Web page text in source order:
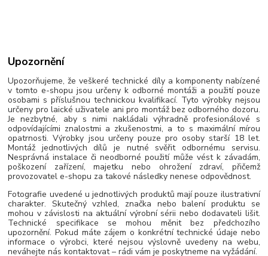
Upozornění
Upozorňujeme, že veškeré technické díly a komponenty nabízené
v tomto e-shopu jsou určeny k odborné montáži a použití pouze
osobami s příslušnou technickou kvalifikací. Tyto výrobky nejsou
určeny pro laické uživatele ani pro montáž bez odborného dozoru.
Je nezbytné, aby s nimi nakládali výhradně profesionálové s
odpovídajícími znalostmi a zkušenostmi, a to s maximální mírou
opatrnosti. Výrobky jsou určeny pouze pro osoby starší 18 let.
Montáž jednotlivých dílů je nutné svěřit odbornému servisu.
Nesprávná instalace či neodborné použití může vést k závadám,
poškození zařízení, majetku nebo ohrožení zdraví, přičemž
provozovatel e-shopu za takové následky nenese odpovědnost.
Fotografie uvedené u jednotlivých produktů mají pouze ilustrativní
charakter. Skutečný vzhled, značka nebo balení produktu se
mohou v závislosti na aktuální výrobní sérii nebo dodavateli lišit.
Technické specifikace se mohou měnit bez předchozího
upozornění. Pokud máte zájem o konkrétní technické údaje nebo
informace o výrobci, které nejsou výslovně uvedeny na webu,
neváhejte nás kontaktovat – rádi vám je poskytneme na vyžádání.